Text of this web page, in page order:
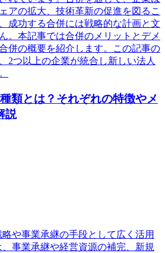
アの拡大、技術革新の促進を図るこ
成功する合併には戦略的な計画と文
。本記事では合併のメリットとデメ
併の概要を紹介します。この記事の
2つ以上の企業が統合し新しい法人
類とは？それぞれの特徴やメ
説
や事業承継の手段として広く活用
事業承継や経営資源の補完、新規